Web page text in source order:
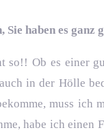
Sie haben es
so!! Ob es einer
in der Hölle
muss ich
habe ich